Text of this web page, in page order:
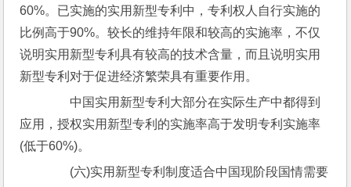
60%。已实施的实用新型专利中，专利权人自行实施的
比例高于90%。较长的维持年限和较高的实施率，不仅
说明实用新型专利具有较高的技术含量，而且说明实用
新型专利对于促进经济繁荣具有重要作用。
中国实用新型专利大部分在实际生产中都得到
应用，授权实用新型专利的实施率高于发明专利实施率
(低于60%)。
(六)实用新型专利制度适合中国现阶段国情需要